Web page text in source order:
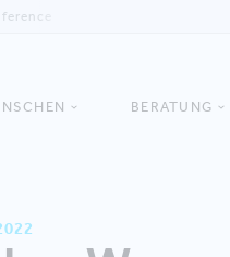
BERATUNG